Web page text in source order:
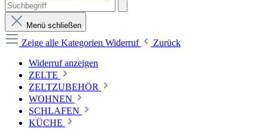
Menü schließen
Zeige alle Kategorien Widerruf
Zurück
Widerruf anzeigen
ZELTE
ZELTZUBEHÖR
WOHNEN
SCHLAFEN
KÜCHE